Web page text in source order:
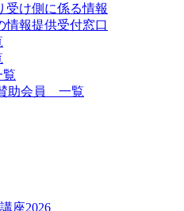
受け側に係る情報
情報提供受付窓口
覧
助会員 一覧
座2026